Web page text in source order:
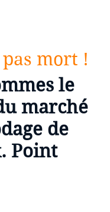
pas mort !
le
marché
de
Point